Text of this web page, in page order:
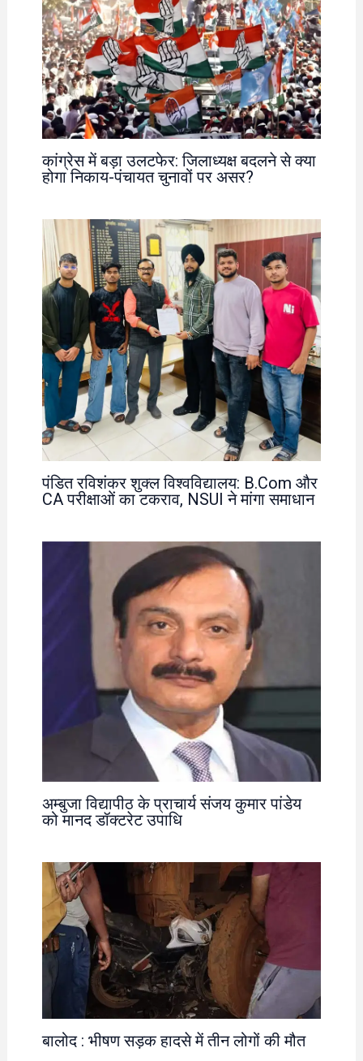
कांग्रेस में बड़ा उलटफेर: जिलाध्यक्ष बदलने से क्या
होगा निकाय-पंचायत चुनावों पर असर?
पंडित रविशंकर शुक्ल विश्वविद्यालय: B.Com और
CA परीक्षाओं का टकराव, NSUI ने मांगा समाधान
अम्बुजा विद्यापीठ के प्राचार्य संजय कुमार पांडेय
को मानद डॉक्टरेट उपाधि
बालोद : भीषण सड़क हादसे में तीन लोगों की मौत